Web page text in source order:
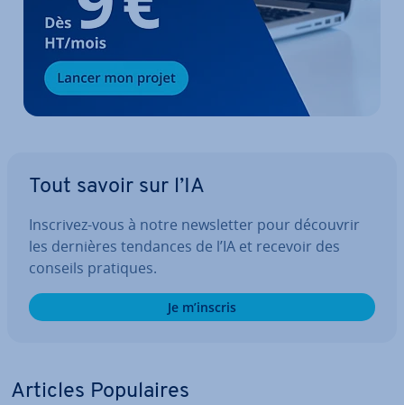
Tout savoir sur l’IA
Inscrivez-vous à notre news­let­ter pour découvrir
les dernières tendances de l’IA et recevoir des
conseils pratiques.
Je m’inscris
Articles Po­pu­laires